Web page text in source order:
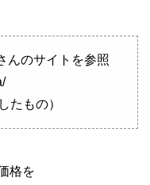
んのサイトを参照
たもの）
格を